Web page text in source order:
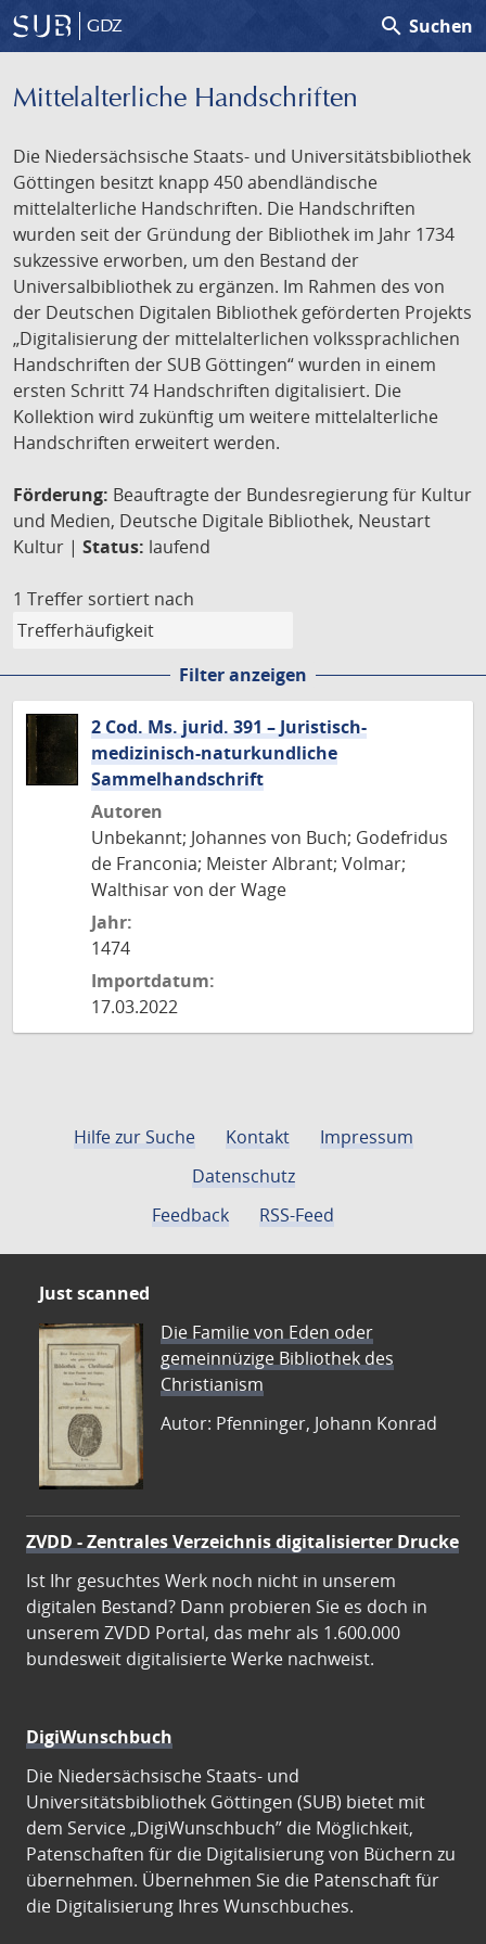
GDZ search Suchen
Mittelalterliche Handschriften
Die Niedersächsische Staats- und Universitätsbibliothek
Göttingen besitzt knapp 450 abendländische
mittelalterliche Handschriften. Die Handschriften
wurden seit der Gründung der Bibliothek im Jahr 1734
sukzessive erworben, um den Bestand der
Universalbibliothek zu ergänzen. Im Rahmen des von
der Deutschen Digitalen Bibliothek geförderten Projekts
„Digitalisierung der mittelalterlichen volkssprachlichen
Handschriften der SUB Göttingen“ wurden in einem
ersten Schritt 74 Handschriften digitalisiert. Die
Kollektion wird zukünftig um weitere mittelalterliche
Handschriften erweitert werden.
Förderung: Beauftragte der Bundesregierung für Kultur
und Medien, Deutsche Digitale Bibliothek, Neustart
Kultur | Status: laufend
1 Treffer sortiert nach
Filter anzeigen
2 Cod. Ms. jurid. 391 – Juristisch-
medizinisch-naturkundliche
Sammelhandschrift
Autoren
Unbekannt; Johannes von Buch; Godefridus
de Franconia; Meister Albrant; Volmar;
Walthisar von der Wage
Jahr:
1474
Importdatum:
17.03.2022
Hilfe zur Suche Kontakt
Impressum
Datenschutz
Feedback
RSS-Feed
Just scanned
Die Familie von Eden oder
gemeinnüzige Bibliothek des
Christianism
Autor: Pfenninger, Johann Konrad
ZVDD - Zentrales Verzeichnis digitalisierter Drucke
Ist Ihr gesuchtes Werk noch nicht in unserem
digitalen Bestand? Dann probieren Sie es doch in
unserem ZVDD Portal, das mehr als 1.600.000
bundesweit digitalisierte Werke nachweist.
DigiWunschbuch
Die Niedersächsische Staats- und
Universitätsbibliothek Göttingen (SUB) bietet mit
dem Service „DigiWunschbuch” die Möglichkeit,
Patenschaften für die Digitalisierung von Büchern zu
übernehmen. Übernehmen Sie die Patenschaft für
die Digitalisierung Ihres Wunschbuches.